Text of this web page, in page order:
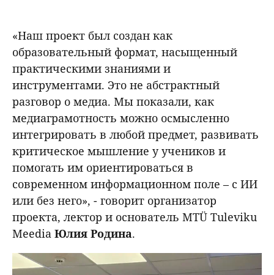
«Наш проект был создан как
образовательный формат, насыщенный
практическими знаниями и
инструментами. Это не абстрактный
разговор о медиа. Мы показали, как
медиаграмотность можно осмысленно
интегрировать в любой предмет, развивать
критическое мышление у учеников и
помогать им ориентироваться в
современном информационном поле – с ИИ
или без него», - говорит организатор
проекта, лектор и основатель MTÜ Tuleviku
Meedia Юлия Родина.